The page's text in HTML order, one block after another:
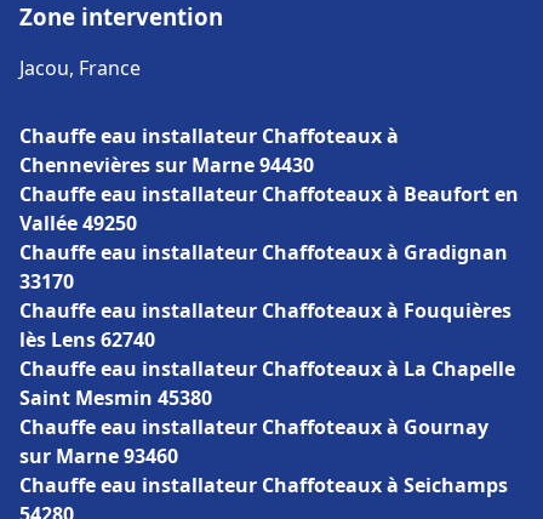
Zone intervention
Jacou, France
Chauffe eau installateur Chaffoteaux à
Chennevières sur Marne 94430
Chauffe eau installateur Chaffoteaux à Beaufort en
Vallée 49250
Chauffe eau installateur Chaffoteaux à Gradignan
33170
Chauffe eau installateur Chaffoteaux à Fouquières
lès Lens 62740
Chauffe eau installateur Chaffoteaux à La Chapelle
Saint Mesmin 45380
Chauffe eau installateur Chaffoteaux à Gournay
sur Marne 93460
Chauffe eau installateur Chaffoteaux à Seichamps